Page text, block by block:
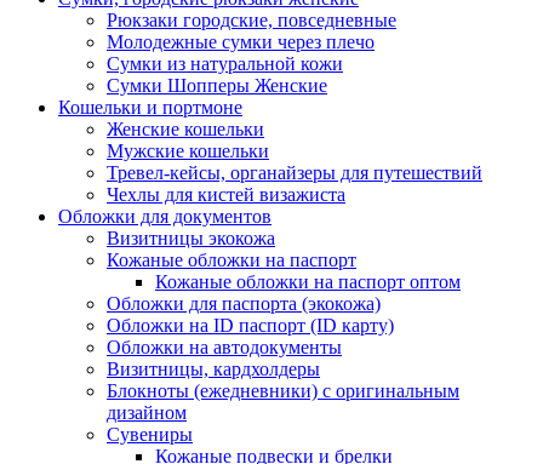
Рюкзаки городские, повседневные
Молодежные сумки через плечо
Сумки из натуральной кожи
Сумки Шопперы Женские
Кошельки и портмоне
Женские кошельки
Мужские кошельки
Тревел-кейсы, органайзеры для путешествий
Чехлы для кистей визажиста
Обложки для документов
Визитницы экокожа
Кожаные обложки на паспорт
Кожаные обложки на паспорт оптом
Обложки для паспорта (экокожа)
Обложки на ID паспорт (ID карту)
Обложки на автодокументы
Визитницы, кардхолдеры
Блокноты (ежедневники) с оригинальным
дизайном
Сувениры
Кожаные подвески и брелки